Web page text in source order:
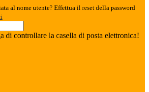
al nome utente? Effettua il reset della password
di controllare la casella di posta elettronica!